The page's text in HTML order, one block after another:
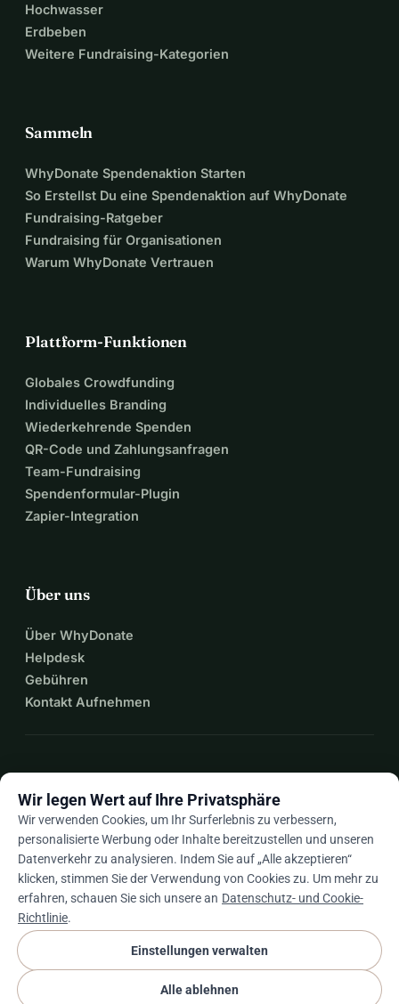
Hochwasser
Erdbeben
Weitere Fundraising-Kategorien
Sammeln
WhyDonate Spendenaktion Starten
So Erstellst Du eine Spendenaktion auf WhyDonate
Fundraising-Ratgeber
Fundraising für Organisationen
Warum WhyDonate Vertrauen
Plattform-Funktionen
Globales Crowdfunding
Individuelles Branding
Wiederkehrende Spenden
QR-Code und Zahlungsanfragen
Team-Fundraising
Spendenformular-Plugin
Zapier-Integration
Über uns
Über WhyDonate
Helpdesk
Gebühren
Kontakt Aufnehmen
Dearrow_drop_down
★★★★★4,9 / 5 basierend auf 500+ Bewertungen
WhyDonateDatenschutz und Cookies
Wir legen Wert auf Ihre Privatsphäre
Wir verwenden Cookies, um Ihr Surferlebnis zu verbessern,
personalisierte Werbung oder Inhalte bereitzustellen und unseren
Datenverkehr zu analysieren. Indem Sie auf „Alle akzeptieren“
klicken, stimmen Sie der Verwendung von Cookies zu. Um mehr zu
erfahren, schauen Sie sich unsere an Datenschutz- und Cookie-
Richtlinie.
Einstellungen verwalten
Alle ablehnen